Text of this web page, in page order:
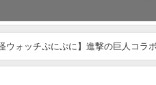
ウォッチぷにぷに】進撃の巨人コ